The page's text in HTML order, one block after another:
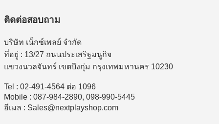
ติดต่อสอบถาม
บริษัท เน็กซ์เพลย์ จำกัด
ที่อยู่ : 13/27 ถนนประเสริฐมนูกิจ
แขวงนวลจันทร์ เขตบึงกุ่ม กรุงเทพมหานคร 10230
Tel : 02-491-4564 ต่อ 1096
Mobile : 087-984-2890, 098-990-5445
อีเมล : Sales@nextplayshop.com